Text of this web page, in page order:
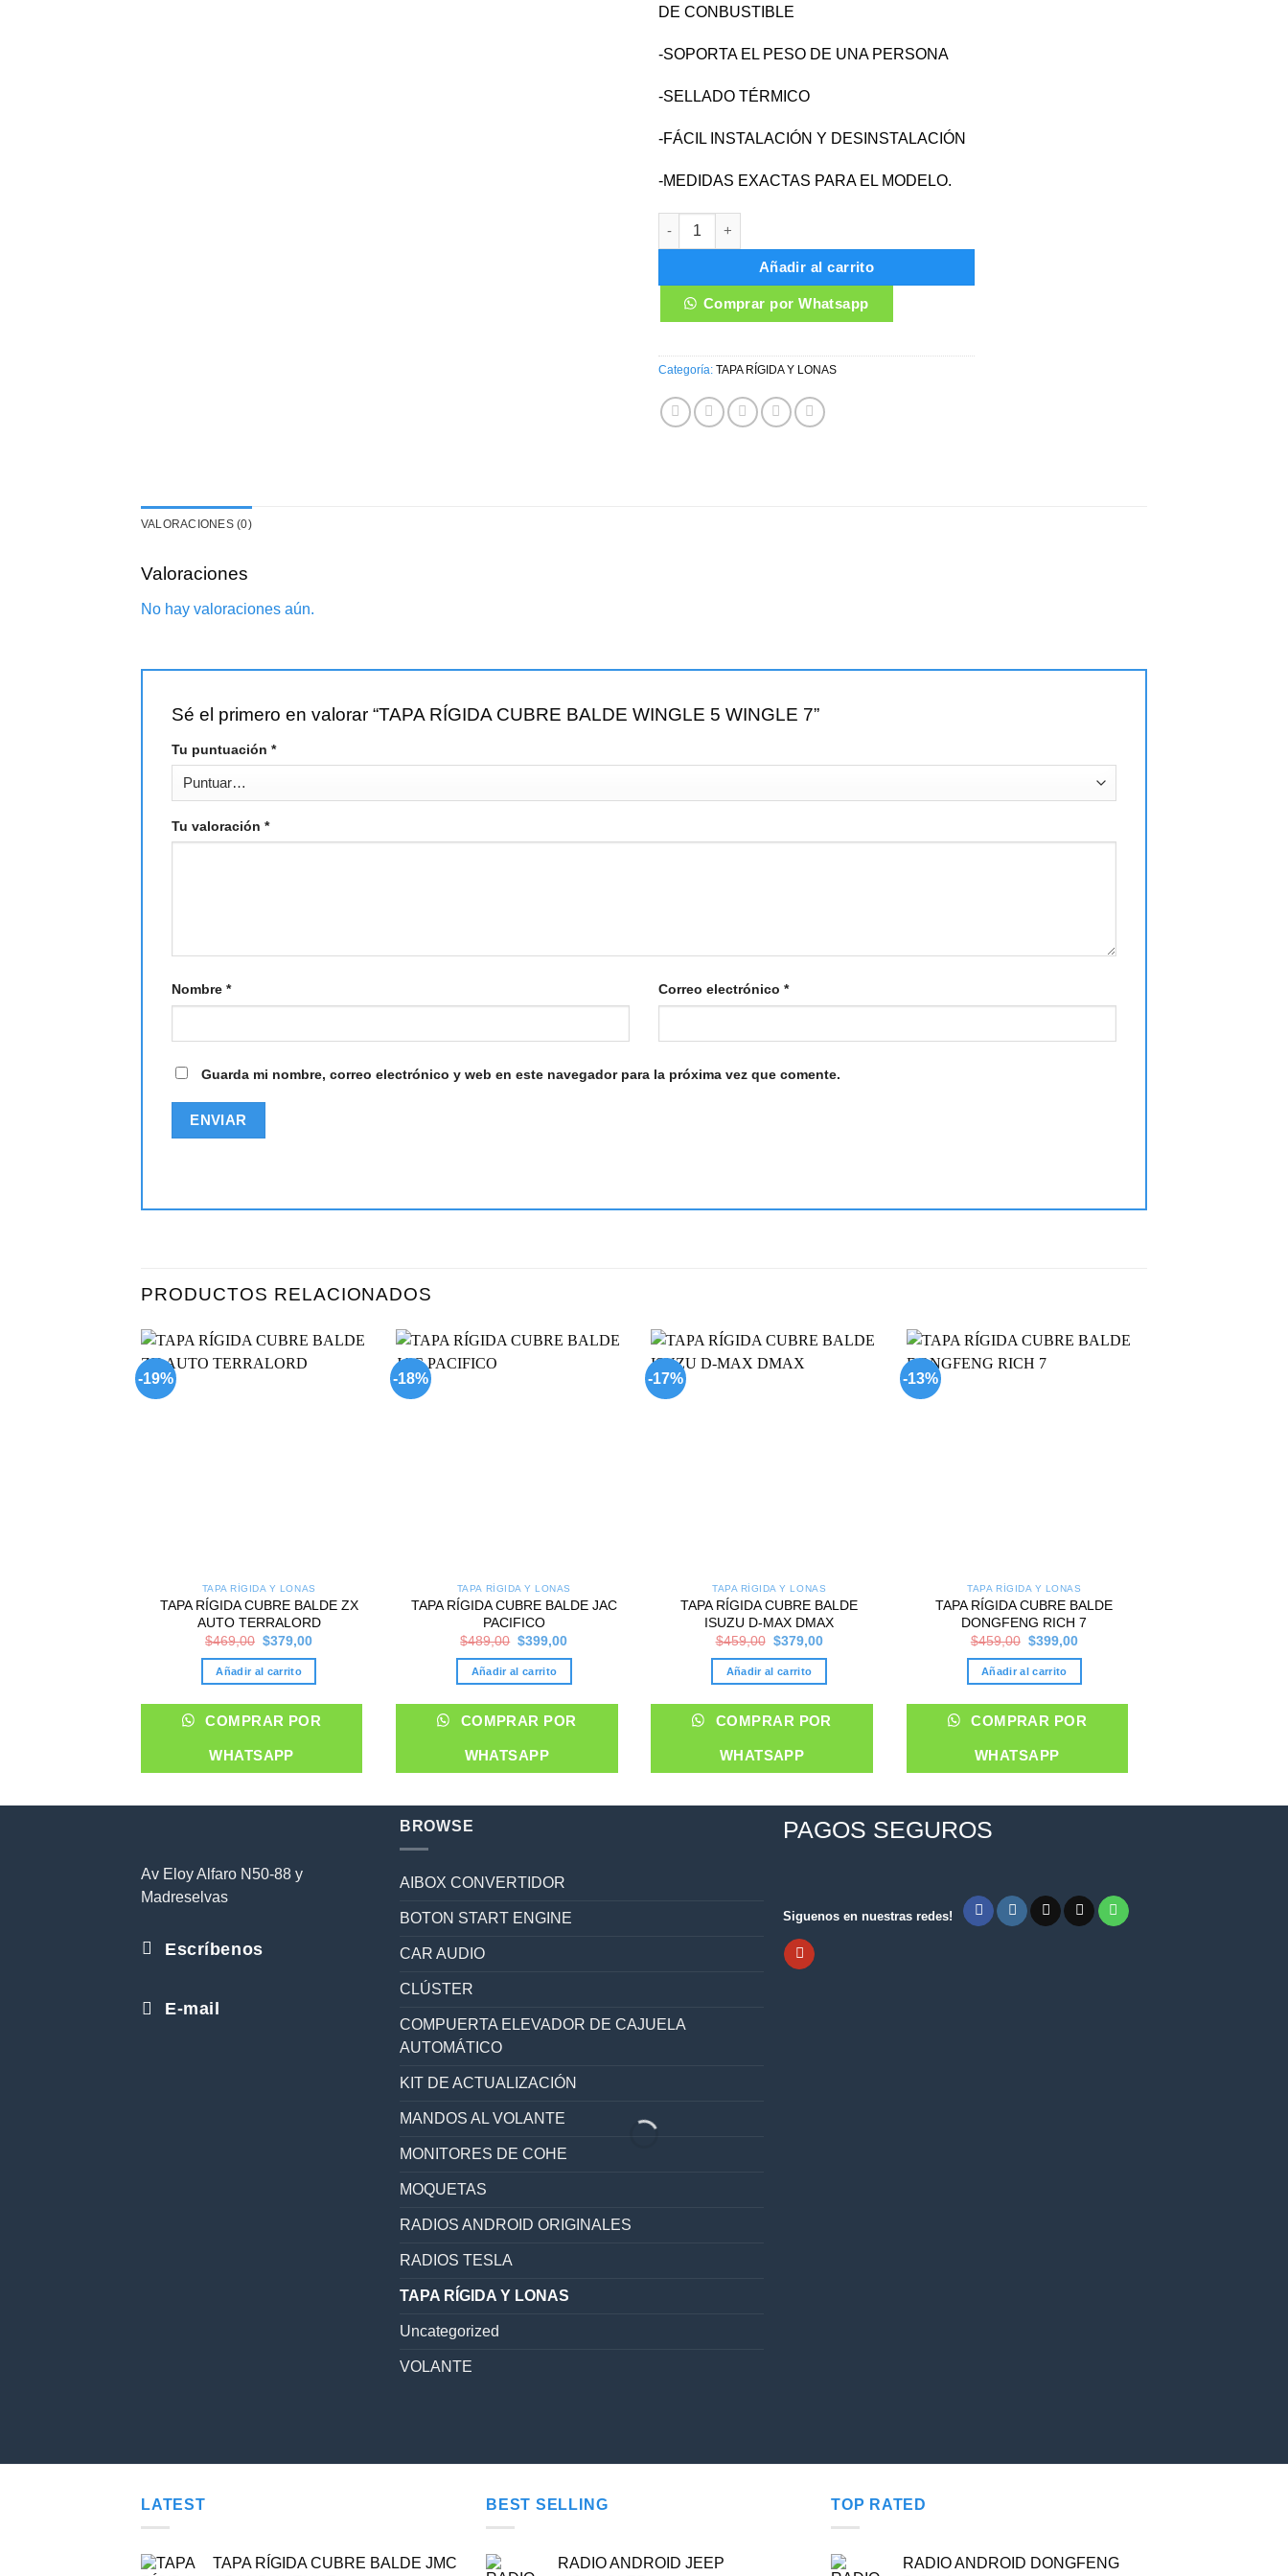
DE CONBUSTIBLE
-SOPORTA EL PESO DE UNA PERSONA
-SELLADO TÉRMICO
-FÁCIL INSTALACIÓN Y DESINSTALACIÓN
-MEDIDAS EXACTAS PARA EL MODELO.
TAPA RÍGIDA CUBRE BALDE WINGLE 5 WINGLE 7 cantidad
Añadir al carrito
Comprar por Whatsapp
Categoría: TAPA RÍGIDA Y LONAS
VALORACIONES (0)
Valoraciones
No hay valoraciones aún.
Sé el primero en valorar “TAPA RÍGIDA CUBRE BALDE WINGLE 5 WINGLE 7”
Tu puntuación *
Tu valoración *
Nombre * Correo electrónico *
Guarda mi nombre, correo electrónico y web en este navegador para la próxima vez que comente.
PRODUCTOS RELACIONADOS
-19%
TAPA RÍGIDA Y LONAS
TAPA RÍGIDA CUBRE BALDE ZX
AUTO TERRALORD
$469,00 Original
was:
$469,00.
$379,00Current
is:
Añadir al carrito
COMPRAR POR
WHATSAPP
-18%
TAPA RÍGIDA Y LONAS
TAPA RÍGIDA CUBRE BALDE JAC
PACIFICO
$489,00 Original
was:
$489,00.
$399,00Current
is:
Añadir al carrito
COMPRAR POR
WHATSAPP
-17%
TAPA RÍGIDA Y LONAS
TAPA RÍGIDA CUBRE BALDE
ISUZU D-MAX DMAX
$459,00 Original
was:
$459,00.
$379,00Current
is:
Añadir al carrito
COMPRAR POR
WHATSAPP
-13%
TAPA RÍGIDA Y LONAS
TAPA RÍGIDA CUBRE BALDE
DONGFENG RICH 7
$459,00 Original
was:
$459,00.
$399,00Current
is:
Añadir al carrito
COMPRAR POR
WHATSAPP
Av Eloy Alfaro N50-88 y
Madreselvas
Escríbenos
E-mail
BROWSE
AIBOX CONVERTIDOR
BOTON START ENGINE
CAR AUDIO
CLÚSTER
COMPUERTA ELEVADOR DE CAJUELA
AUTOMÁTICO
KIT DE ACTUALIZACIÓN
MANDOS AL VOLANTE
MONITORES DE COHE
MOQUETAS
RADIOS ANDROID ORIGINALES
RADIOS TESLA
TAPA RÍGIDA Y LONAS
Uncategorized
VOLANTE
PAGOS SEGUROS
Siguenos en nuestras redes!
LATEST
TAPA RÍGIDA CUBRE BALDE JMC
BEST SELLING
RADIO ANDROID JEEP
TOP RATED
RADIO ANDROID DONGFENG